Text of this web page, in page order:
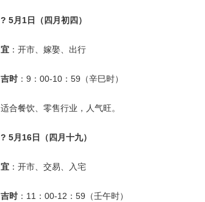
? 5月1日（四月初四）
宜 ：开市、嫁娶、出行
吉时 ：9：00-10：59（辛巳时）
适合餐饮、零售行业，人气旺。
? 5月16日（四月十九）
宜 ：开市、交易、入宅
吉时 ：11：00-12：59（壬午时）